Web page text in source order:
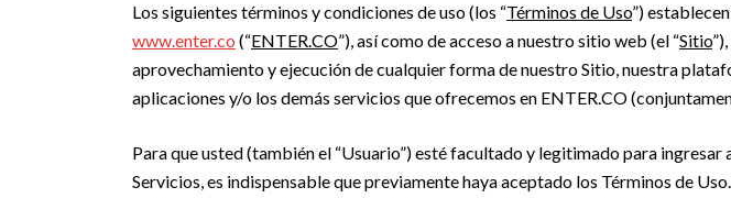
Los siguientes términos y condiciones de uso (los “Términos de Uso”)
www.enter.co (“ENTER.CO”), así como de acceso a nuestro sitio web (el “Sitio
aprovechamiento y ejecución de cualquier forma de nuestro Sitio, nuestra
aplicaciones y/o los demás servicios que ofrecemos en ENTER.CO
Para que usted (también el “Usuario”) esté facultado y legitimado para ingresar
Servicios, es indispensable que previamente haya aceptado los Términos de